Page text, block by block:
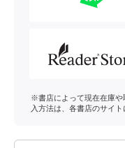
※書店によって現在在庫や
入方法は、各書店のサイト